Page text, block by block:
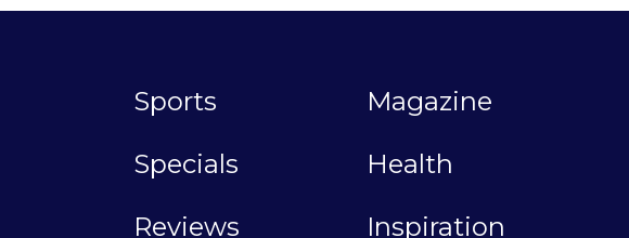
Sports
Magazine
Specials
Health
Reviews Inspiration